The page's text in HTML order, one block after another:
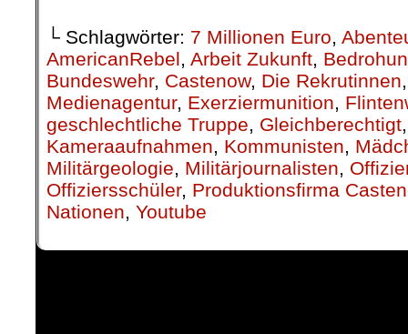
└ Schlagwörter: 7 Millionen Euro,
AmericanRebel, Arbeit Zukunft,
Bundeswehr, Castenow, Die Rekrutinnen
Medienagentur, Exerziermunition,
geschlechtliche Truppe, Gleichberechtigt
Kameraaufnahmen, Kommunisten,
Militärgeologie, Militärjournalisten,
Offiziersschüler, Produktionsfirma
Nationen, Youtube